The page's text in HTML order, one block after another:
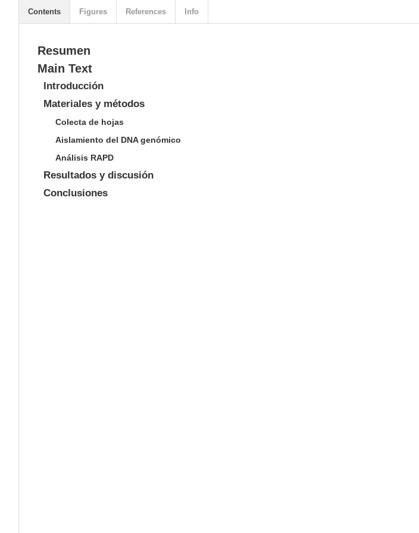
Resumen
Main Text
Introducción
Materiales y métodos
Colecta de hojas
Aislamiento del DNA genómico
Análisis RAPD
Resultados y discusión
Conclusiones
Contents Figures References Info